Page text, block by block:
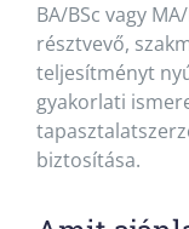
BA/BSc vagy
résztvevő,
teljesítményt
gyakorlati
biztosítása.